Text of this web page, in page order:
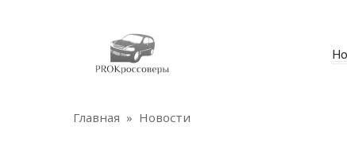
Главная » Новости